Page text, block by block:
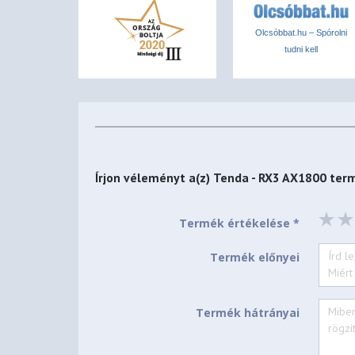
Wireless Security
WPA-PSK,WPA2-PSK, WPA/WPA2-PSK
WPA3-SAE/WPA2-PSK
Operating Mode
Universal Repeater Mode
Olcsóbbat.hu – Spórolni
tudni kell
Írjon véleményt a(z) Tenda - RX3 AX1800
Termék értékelése *
Termék előnyei
Termék hátrányai